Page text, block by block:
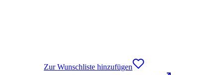
Zur Wunschliste hinzufügen